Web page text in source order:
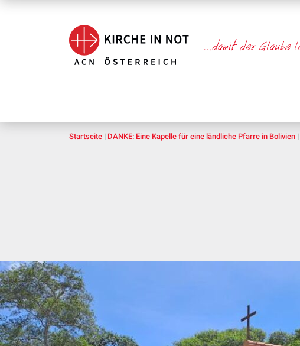
Startseite | DANKE: Eine Kapelle für eine ländliche Pfarre in Bolivien |